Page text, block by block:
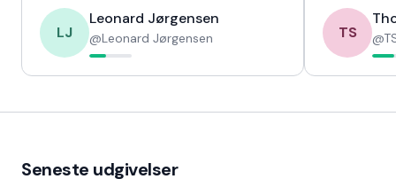
LJ
Leonard Jørgensen
@Leonard Jørgensen TS @
Seneste udgivelser